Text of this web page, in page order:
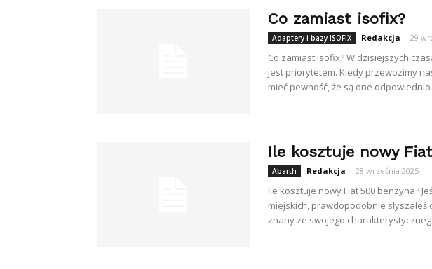
Co zamiast isofix?
Adaptery i bazy ISOFIX Redakcja - 29
Co zamiast isofix? W dzisiejszych
jest priorytetem. Kiedy przewozimy
mieć pewność, że są one
Ile kosztuje nowy
Abarth Redakcja - 28 września 2025
Ile kosztuje nowy Fiat 500 benzyna?
miejskich, prawdopodobnie
znany ze swojego